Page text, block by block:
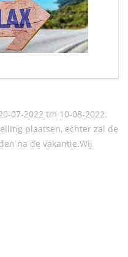
07-2022 tm 10-08-2022.
plaatsen, echter zal de
na de vakantie.Wij